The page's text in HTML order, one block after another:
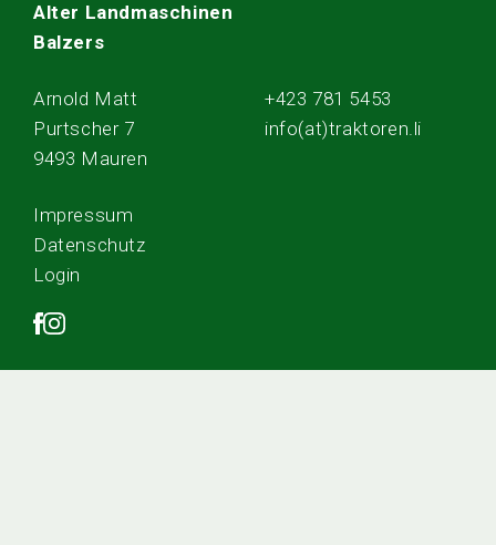
Alter Landmaschinen
Balzers
Arnold Matt
Purtscher 7
9493 Mauren
+423 781 5453
info(at)traktoren.li
Impressum
Datenschutz
Login